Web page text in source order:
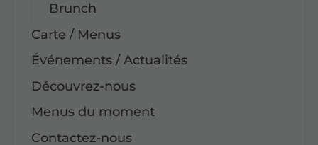
Brunch
Carte / Menus
Événements / Actualités
Découvrez-nous
Menus du moment
Contactez-nous